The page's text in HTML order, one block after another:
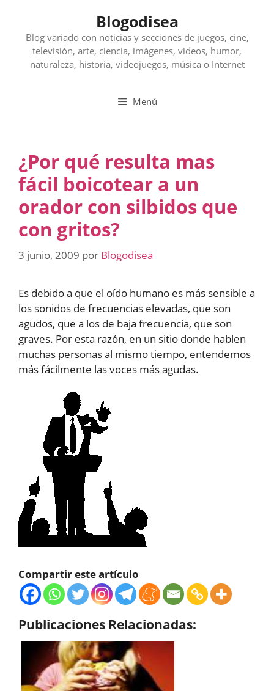
contenido
Blogodisea
Blog variado con noticias y secciones de juegos, cine,
televisión, arte, ciencia, imágenes, videos, humor,
naturaleza, historia, videojuegos, música o Internet
Menú
¿Por qué resulta mas
fácil boicotear a un
orador con silbidos que
con gritos?
3 junio, 2009 por Blogodisea
Es debido a que el oído humano es más sensible a
los sonidos de frecuencias elevadas, que son
agudos, que a los de baja frecuencia, que son
graves. Por esta razón, en un sitio donde hablen
muchas personas al mismo tiempo, entendemos
más fácilmente las voces más agudas.
Compartir este artículo
Publicaciones Relacionadas: